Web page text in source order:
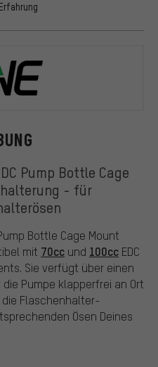
Pump Bottle Cage
- für
Bottle Cage Mount
mit 70cc und 100cc EDC
Sie verfügt über einen
Pumpe klapperfrei an Ort
Flaschenhalter-
Ösen Deines